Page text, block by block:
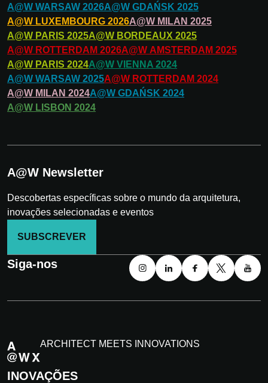
A@W WARSAW 2026A@W GDAŃSK 2025
A@W LUXEMBOURG 2026A@W MILAN 2025
A@W PARIS 2025A@W BORDEAUX 2025
A@W ROTTERDAM 2026A@W AMSTERDAM 2025
A@W PARIS 2024A@W VIENNA 2024
A@W WARSAW 2025A@W ROTTERDAM 2024
A@W MILAN 2024A@W GDAŃSK 2024
A@W LISBON 2024
A@W Newsletter
Descobertas específicas sobre o mundo da arquitetura,
inovações selecionadas e eventos
SUBSCREVER
Siga-nos
ARCHITECT MEETS INNOVATIONS
INOVAÇÕES